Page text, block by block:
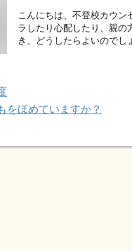
こんにちは、不登校カウン
ラしたり心配したり、親の
き、どうしたらよいのでし
をほめていますか？